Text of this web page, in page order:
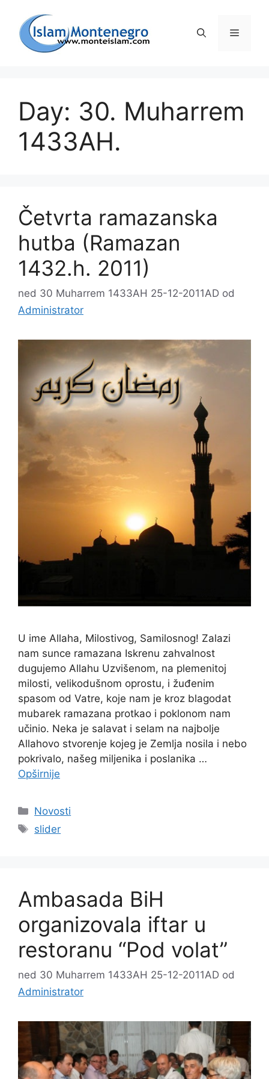
sadržaj
Day: 30. Muharrem
1433AH.
Četvrta ramazanska
hutba (Ramazan
1432.h. 2011)
ned 30 Muharrem 1433AH 25-12-2011AD od
Administrator
U ime Allaha, Milostivog, Samilosnog! Zalazi
nam sunce ramazana Iskrenu zahvalnost
dugujemo Allahu Uzvišenom, na plemenitoj
milosti, velikodušnom oprostu, i žuđenim
spasom od Vatre, koje nam je kroz blagodat
mubarek ramazana protkao i poklonom nam
učinio. Neka je salavat i selam na najbolje
Allahovo stvorenje kojeg je Zemlja nosila i nebo
pokrivalo, našeg miljenika i poslanika …
Opširnije
Kategorije
Novosti
Oznake
slider
Ambasada BiH
organizovala iftar u
restoranu “Pod volat”
ned 30 Muharrem 1433AH 25-12-2011AD od
Administrator